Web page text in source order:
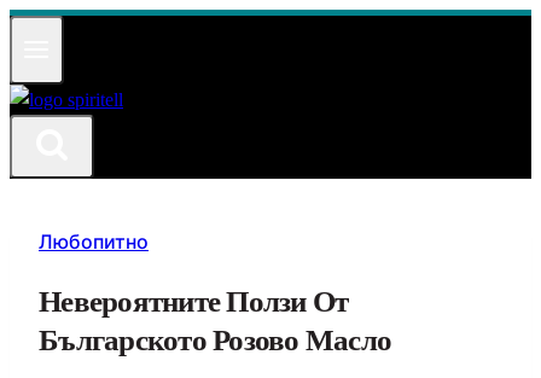
Към
Любопитно
Невероятните Ползи От
Българското Розово Масло